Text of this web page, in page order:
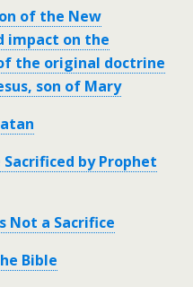
of the New
impact on the
the original doctrine
son of Mary
by Prophet
Not a Sacrifice
Bible